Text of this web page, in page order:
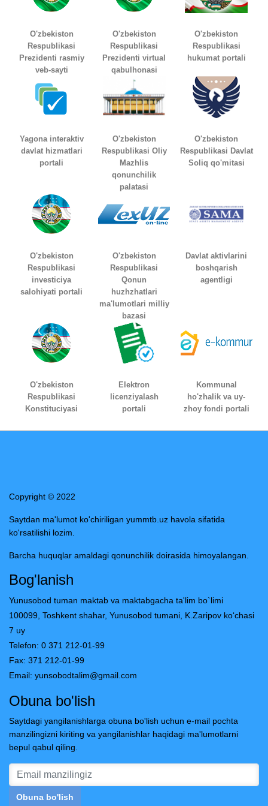
O'zbekiston
Respublikasi
Prezidenti rasmiy
veb-sayti
O'zbekiston
Respublikasi
Prezidenti virtual
qabulhonasi
O'zbekiston
Respublikasi
hukumat portali
Yagona interaktiv
davlat hizmatlari
portali
O'zbekiston
Respublikasi Oliy
Mazhlis
qonunchilik
palatasi
O'zbekiston
Respublikasi Davlat
Soliq qo'mitasi
O'zbekiston
Respublikasi
investiciya
salohiyati portali
O'zbekiston
Respublikasi
Qonun
huzhzhatlari
ma'lumotlari milliy
bazasi
Davlat aktivlarini
boshqarish
agentligi
O'zbekiston
Respublikasi
Konstituciyasi
Elektron
licenziyalash
portali
Kommunal
ho'zhalik va uy-
zhoy fondi portali
Copyright © 2022
Saytdan ma'lumot ko'chiriligan yummtb.uz havola sifatida
ko'rsatilishi lozim.
Barcha huquqlar amaldagi qonunchilik doirasida himoyalangan.
Bog'lanish
Yunusobod tuman maktab va maktabgacha ta'lim bo`limi
100099, Toshkent shahar, Yunusobod tumani, K.Zaripov ko‘chasi
7 uy
Telefon: 0 371 212-01-99
Fax: 371 212-01-99
Email: yunsobodtalim@gmail.com
Obuna bo'lish
Saytdagi yangilanishlarga obuna bo'lish uchun e-mail pochta
manzilingizni kiriting va yangilanishlar haqidagi ma'lumotlarni
bepul qabul qiling.
Obuna bo'lish